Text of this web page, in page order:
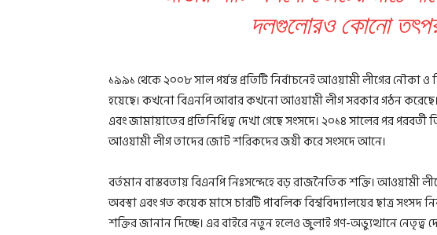
দলগুলোরও কোনো
১৯৯১ থেকে ২০০৮ সাল পর্যন্ত প্রতিটি নির্বাচনেই আওয়ামী লীগের নৌকা ও
হয়েছে। কখনো বিএনপি আবার কখনো আওয়ামী লীগ সরকার গঠন করেছে।
এবং জামায়াতের প্রতিনিধিত্ব দেখা গেছে সংসদে। ২০১৪ সালের পর
আওয়ামী লীগ তাদের জোট শরিকদের জয়ী করে সংসদে আনে।
বর্তমান বাস্তবতায় বিএনপি নিঃসন্দেহে বড় রাজনৈতিক শক্তি। আওয়ামী
অবস্থা এবং গত কয়েক মাসে চারটি পাবলিক বিশ্ববিদ্যালয়ের ছাত্র সংসদ
শক্তির জানান দিচ্ছে। এর বাইরে নতুন হলেও জুলাই গণ-অভ্যুত্থানে